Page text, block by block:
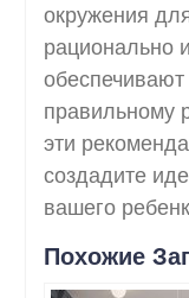
окружения
рационально
правильному
эти
создадите
вашего
Похожие